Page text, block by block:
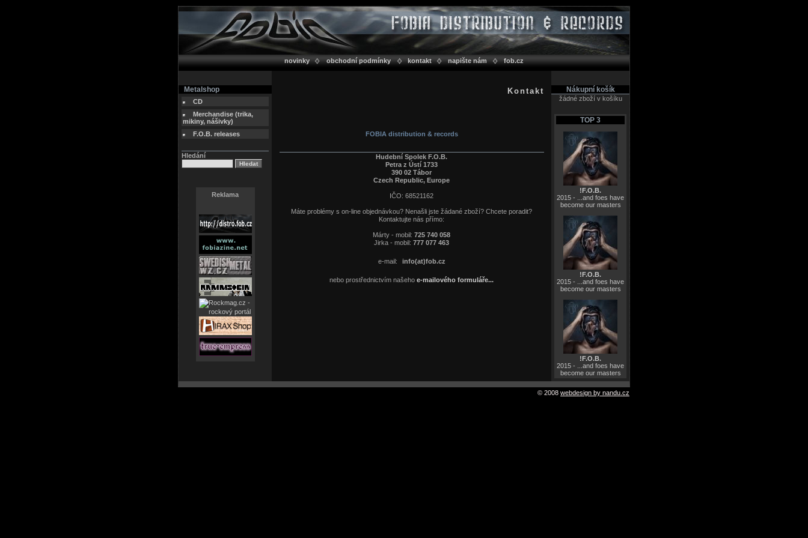
novinky obchodní podmínky kontakt napište nám fob.cz
Metalshop
CD
Merchandise (trika,
mikiny, nášivky)
F.O.B. releases
Hledání
Reklama
Kontakt
FOBIA distribution & records
Hudební Spolek F.O.B.
Petra z Ústí 1733
390 02 Tábor
Czech Republic, Europe
IČO: 68521162
Máte problémy s on-line objednávkou? Nenašli jste žádané zboží? Chcete poradit?
Kontaktujte nás přímo:
Márty - mobil:725 740 058
Jirka - mobil:777 077 463
e-mail: info(at)fob.cz
nebo prostřednictvím našehoe-mailového formuláře...
Nákupní košík
žádné zboží v košíku
TOP 3
!F.O.B.
2015 - ...and foes have
become our masters
!F.O.B.
2015 - ...and foes have
become our masters
!F.O.B.
2015 - ...and foes have
become our masters
© 2008 webdesign by nandu.cz